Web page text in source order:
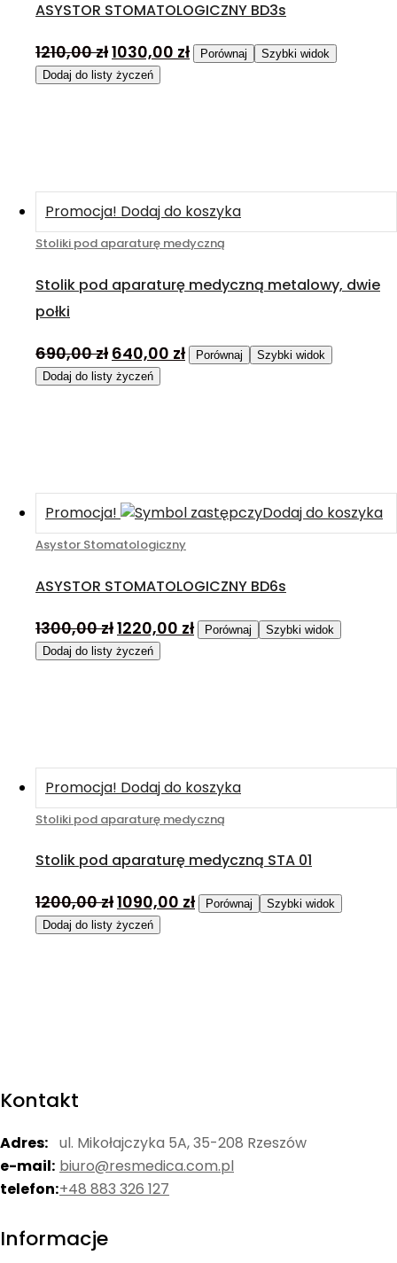
ASYSTOR STOMATOLOGICZNY BD3s
1210,00zł1030,00 zł Porównaj
Szybki widok
Dodaj do listy życzeń
Promocja! Dodaj do koszyka
Stoliki pod aparaturę medyczną
Stolik pod aparaturę medyczną metalowy, dwie
połki
690,00zł 640,00 zł Porównaj
Szybki widok
Dodaj do listy życzeń
Promocja! Dodaj do koszyka
Asystor Stomatologiczny
ASYSTOR STOMATOLOGICZNY BD6s
1300,00zł1220,00 zł Porównaj
Szybki widok
Dodaj do listy życzeń
Promocja! Dodaj do koszyka
Stoliki pod aparaturę medyczną
Stolik pod aparaturę medyczną STA 01
1200,00zł1090,00 zł Porównaj
Szybki widok
Dodaj do listy życzeń
Kontakt
Adres: ul. Mikołajczyka 5A, 35-208 Rzeszów
e-mail: biuro@resmedica.com.pl
telefon:+48 883 326 127
Informacje